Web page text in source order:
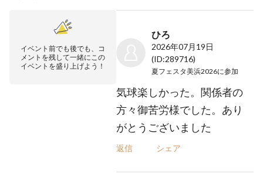
イベント前でも後でも、コ
メントを残して一緒にこの
イベントを盛り上げよう！
ひろ
2026年07月19日
(ID:289716)
夏フェスタ美浜2026に参加
気球楽しかった。関係者の
方々御苦労様でした。あり
がとうございました
返信 シェア